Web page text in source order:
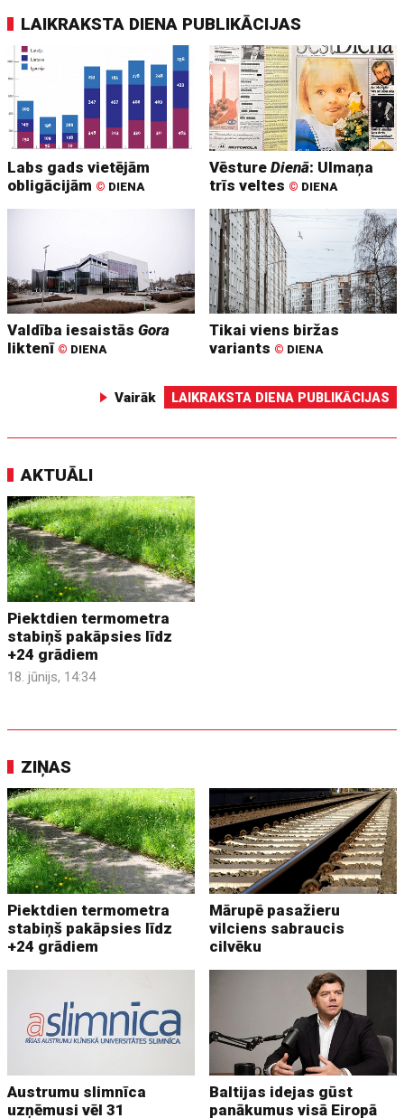
LAIKRAKSTA DIENA PUBLIKĀCIJAS
Labs gads vietējām
obligācijām © DIENA
VēstureDienā: Ulmaņa
trīs veltes © DIENA
Valdība iesaistāsGora
liktenī © DIENA
Tikai viens biržas
variants © DIENA
Vairāk LAIKRAKSTA DIENA PUBLIKĀCIJAS
AKTUĀLI
Piektdien termometra
stabiņš pakāpsies līdz
+24 grādiem
18. jūnijs, 14:34
ZIŅAS
Piektdien termometra
stabiņš pakāpsies līdz
+24 grādiem
Mārupē pasažieru
vilciens sabraucis
cilvēku
Austrumu slimnīca
uzņēmusi vēl 31
Baltijas idejas gūst
panākumus visā Eiropā